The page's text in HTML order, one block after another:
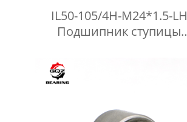
IL50-105/4H-M24*1.5-LH
Подшипник ступицы
колеса для Дисковые